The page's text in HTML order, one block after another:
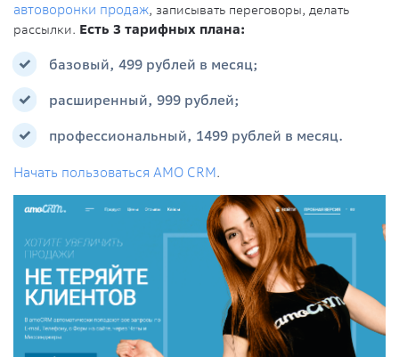
автоворонки продаж, записывать переговоры, делать
рассылки. Есть 3 тарифных плана:
базовый, 499 рублей в месяц;
расширенный, 999 рублей;
профессиональный, 1499 рублей в месяц.
Начать пользоваться АМО CRM.